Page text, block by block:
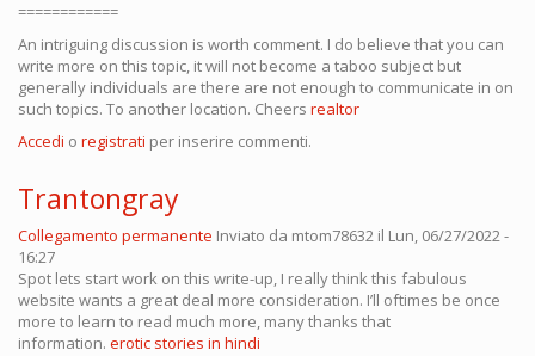
============
An intriguing discussion is worth comment. I do believe that you can
write more on this topic, it will not become a taboo subject but
generally individuals are there are not enough to communicate in on
such topics. To another location. Cheers realtor
Accedi o registrati per inserire commenti.
Trantongray
Collegamento permanente Inviato da mtom78632 il Lun, 06/27/2022 -
16:27
Spot lets start work on this write-up, I really think this fabulous
website wants a great deal more consideration. I’ll oftimes be once
more to learn to read much more, many thanks that
information. erotic stories in hindi